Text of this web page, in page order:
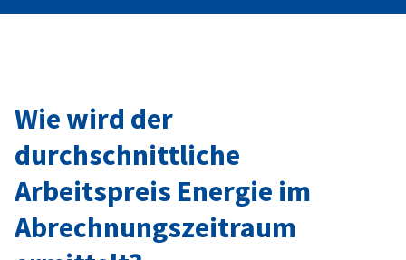
Wie wird der
durchschnittliche
Arbeitspreis Energie im
Abrechnungszeitraum